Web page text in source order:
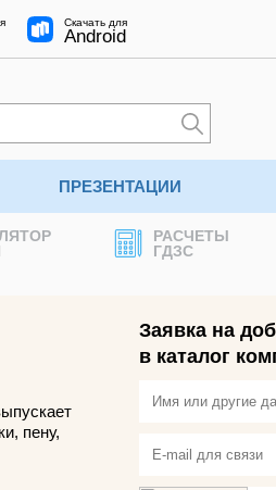
Скачать для
Android
ПРЕЗЕНТАЦИИ
РАСЧЕТЫ
ГДЗС
пену,
Заявка на
в каталог